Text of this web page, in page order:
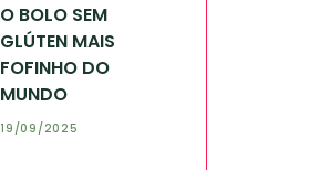
O BOLO SEM
GLÚTEN MAIS
FOFINHO DO
MUNDO
19/09/2025